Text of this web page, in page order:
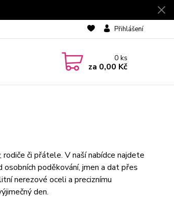
Přihlášení
0ks
za 0,00 Kč
či přátele. V naší nabídce najdete
poděkování, jmen a dat přes
nerezové oceli a preciznímu
den.